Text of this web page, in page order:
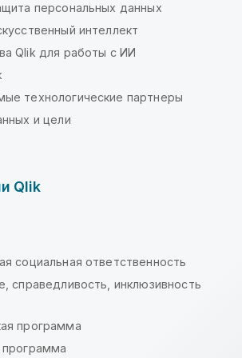
персональных данных
интеллект
Qlik для работы с ИИ
технологические партнеры
и цели
Qlik
социальная ответственность
справедливость, инклюзивность
программа